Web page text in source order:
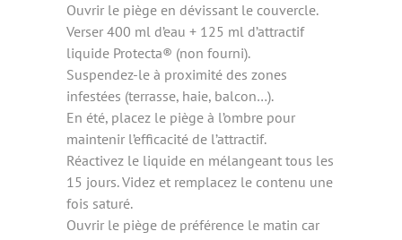
Ouvrir le piège en dévissant le couvercle.
Verser 400 ml d’eau + 125 ml d’attractif
liquide Protecta® (non fourni).
Suspendez-le à proximité des zones
infestées (terrasse, haie, balcon…).
En été, placez le piège à l’ombre pour
maintenir l’efficacité de l’attractif.
Réactivez le liquide en mélangeant tous les
15 jours. Videz et remplacez le contenu une
fois saturé.
Ouvrir le piège de préférence le matin car